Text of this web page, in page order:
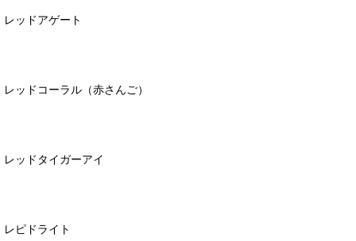
レッドアゲート
レッドコーラル（赤さんご）
レッドタイガーアイ
レピドライト